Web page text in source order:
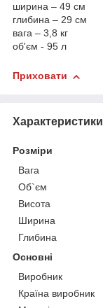
ширина – 49 см
глибина – 29 см
вага – 3,8 кг
об'єм - 95 л
Приховати
Характеристики
Розміри
Вага
Об`єм
Висота
Ширина
Глибина
Основні
Виробник
Країна виробник